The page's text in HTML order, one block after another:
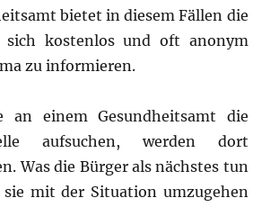
bietet in diesem Fällen die
sich kostenlos und oft anonym
zu informieren.
an einem Gesundheitsamt die
aufsuchen, werden dort
Was die Bürger als nächstes tun
mit der Situation umzugehen